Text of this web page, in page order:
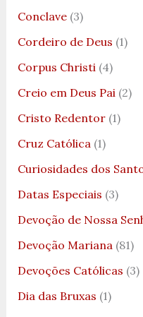
Conclave(3)
Cordeiro de Deus (1)
Corpus Christi(4)
Creio em Deus Pai(2)
Cristo Redentor(1)
Cruz Católica(1)
Curiosidades dos
Datas Especiais (3)
Devoção de Nossa
Devoção Mariana(81)
Devoções Católicas (3)
Dia das Bruxas (1)